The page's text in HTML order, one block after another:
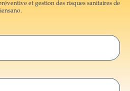
et gestion des risques sanitaires de